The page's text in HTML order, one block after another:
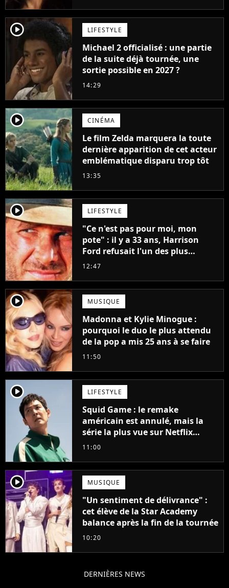
player2 LIFESTYLE
Michael 2 officialisé : une partie
de la suite déjà tournée, une
sortie possible en 2027 ?
14:29
player2 CINÉMA
Le film Zelda marquera la toute
dernière apparition de cet acteur
emblématique disparu trop tôt
13:35
player2 LIFESTYLE
"Ce n'est pas pour moi, mon
pote" : il y a 33 ans, Harrison
Ford refusait l'un des plus
grands succès de tous les temps
12:47
player2 MUSIQUE
Madonna et Kylie Minogue :
pourquoi le duo le plus attendu
de la pop a mis 25 ans à se faire
11:50
player2 LIFESTYLE
Squid Game : le remake
américain est annulé, mais la
série la plus vue sur Netflix
pourrait avoir une version
11:00
player2 MUSIQUE
"Un sentiment de délivrance" :
cet élève de la Star Academy
balance après la fin de la tournée
10:20
DERNIÈRES NEWS